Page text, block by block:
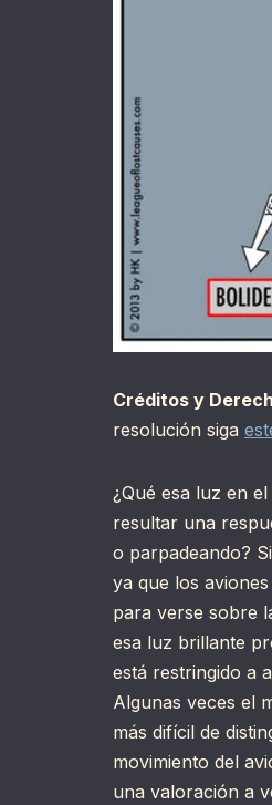
Créditos y
resolución siga
¿Qué esa luz en
resultar una
o parpadeando?
ya que los
para verse sobre
esa luz brillante
está restringido a
Algunas veces el
más difícil de
movimiento del
una valoración a